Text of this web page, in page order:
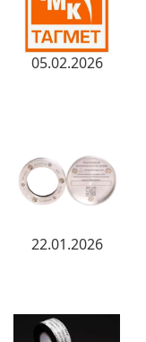
05.02.2026
22.01.2026